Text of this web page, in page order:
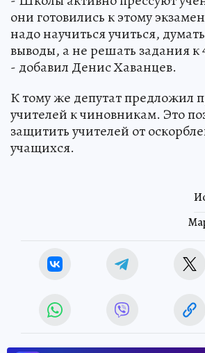
они готовились к этому
надо научиться учиться,
выводы, а не решать задания к
- добавил Денис Хаванцев.
К тому же депутат предложил
учителей к чиновникам. Это
защитить учителей от
учащихся.